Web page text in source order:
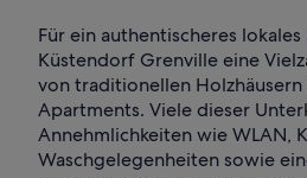
Für ein authentischeres
Küstendorf Grenville eine
von traditionellen
Apartments. Viele dieser
Annehmlichkeiten wie WLAN,
Waschgelegenheiten sowie